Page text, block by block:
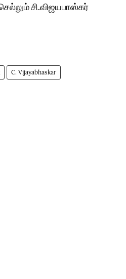
சி.விஜயபாஸ்கர்
C. Vijayabhaskar